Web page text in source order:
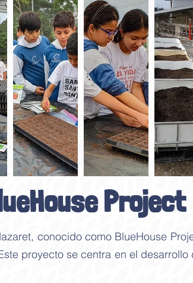
Project
conocido como BlueHouse
proyecto se centra en el